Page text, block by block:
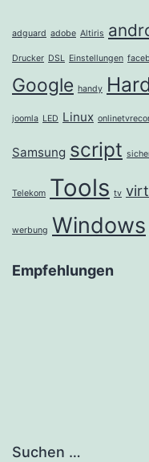
adguard adobe Altiris
Drucker DSL Einstellungen
Google handy
joomla LED Linux
Samsung script
Telekom Tools tv
werbung Windows
Empfehlungen
Suchen …